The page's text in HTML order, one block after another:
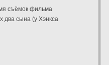
съёмок фильма
два сына (у Хэнкса